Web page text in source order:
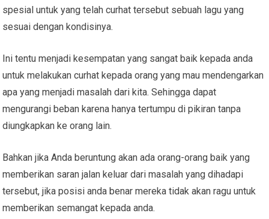
spesial untuk yang telah curhat tersebut sebuah lagu yang
sesuai dengan kondisinya.
Ini tentu menjadi kesempatan yang sangat baik kepada anda
untuk melakukan curhat kepada orang yang mau mendengarkan
apa yang menjadi masalah dari kita. Sehingga dapat
mengurangi beban karena hanya tertumpu di pikiran tanpa
diungkapkan ke orang lain.
Bahkan jika Anda beruntung akan ada orang-orang baik yang
memberikan saran jalan keluar dari masalah yang dihadapi
tersebut, jika posisi anda benar mereka tidak akan ragu untuk
memberikan semangat kepada anda.